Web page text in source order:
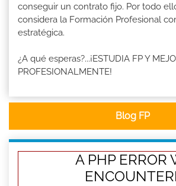
conseguir un contrato fijo. Por todo
considera la Formación Profesional
estratégica.
¿A qué esperas?...¡ESTUDIA FP Y
PROFESIONALMENTE!
Blog FP
A PHP ERROR